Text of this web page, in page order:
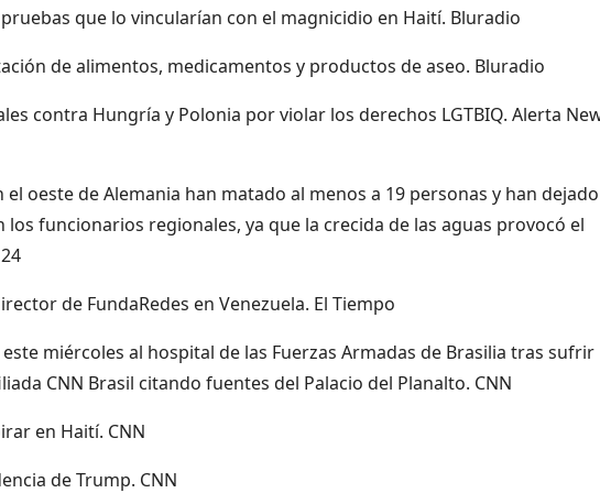
que lo vincularían con el magnicidio en Haití. Bluradio
de alimentos, medicamentos y productos de aseo. Bluradio
contra Hungría y Polonia por violar los derechos LGTBIQ. Alerta
oeste de Alemania han matado al menos a 19 personas y han dejado
funcionarios regionales, ya que la crecida de las aguas provocó el
de FundaRedes en Venezuela. El Tiempo
miércoles al hospital de las Fuerzas Armadas de Brasilia tras sufrir
CNN Brasil citando fuentes del Palacio del Planalto. CNN
en Haití. CNN
de Trump. CNN